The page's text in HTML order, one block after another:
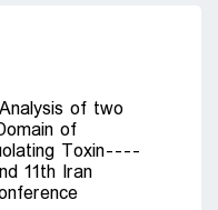
of two
of
Toxin----
11th Iran